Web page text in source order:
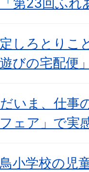
第23回ふれ
しろとりこ
遊びの宅配便
いま、仕事
ェア」で実
小学校の児